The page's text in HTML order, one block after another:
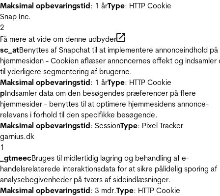
Maksimal opbevaringstid: 1 årType: HTTP Cookie
Snap Inc.
2
Få mere at vide om denne udbyder
sc_atBenyttes af Snapchat til at implementere annonceindhold på
hjemmesiden - Cookien aflæser annoncernes effekt og indsamler
til yderligere segmentering af brugerne.
Maksimal opbevaringstid: 1 årType: HTTP Cookie
pIndsamler data om den besøgendes præferencer på flere
hjemmesider - benyttes til at optimere hjemmesidens annonce-
relevans i forhold til den specifikke besøgende.
Maksimal opbevaringstid: SessionType: Pixel Tracker
garnius.dk
1
_gtmeecBruges til midlertidig lagring og behandling af e-
handelsrelaterede interaktionsdata for at sikre pålidelig sporing af
analysebegivenheder på tværs af sideindlæsninger.
Maksimal opbevaringstid: 3 mdr.Type: HTTP Cookie